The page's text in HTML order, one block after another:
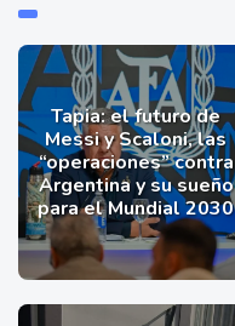
Tapia: el futuro de
Messi y Scaloni, las
“operaciones” contra
Argentina y su sueño
para el Mundial 2030